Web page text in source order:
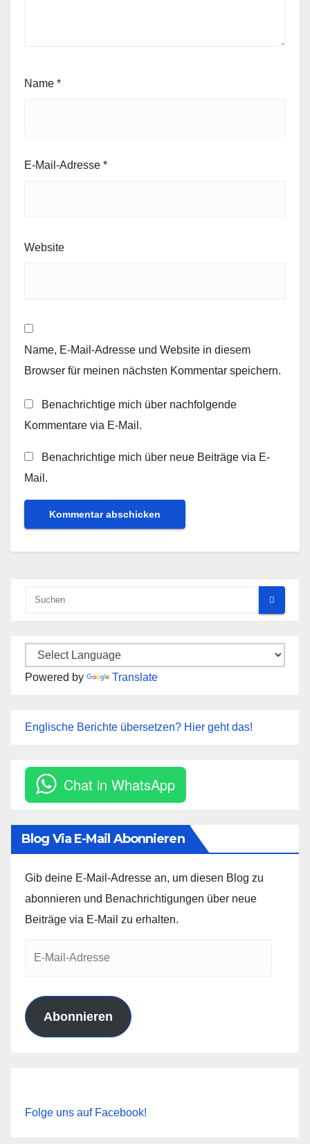
Name *
E-Mail-Adresse *
Website
Name, E-Mail-Adresse und Website in diesem
Browser für meinen nächsten Kommentar speichern.
Benachrichtige mich über nachfolgende
Kommentare via E-Mail.
Benachrichtige mich über neue Beiträge via E-
Mail.
Powered by Translate
Englische Berichte übersetzen? Hier geht das!
Chat in WhatsApp
Blog Via E-Mail Abonnieren
Gib deine E-Mail-Adresse an, um diesen Blog zu
abonnieren und Benachrichtigungen über neue
Beiträge via E-Mail zu erhalten.
Abonnieren
Folge uns auf Facebook!